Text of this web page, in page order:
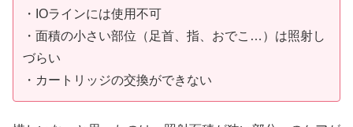
・IOラインには使用不可
・面積の小さい部位（足首、指、おでこ…）は照射し
づらい
・カートリッジの交換ができない